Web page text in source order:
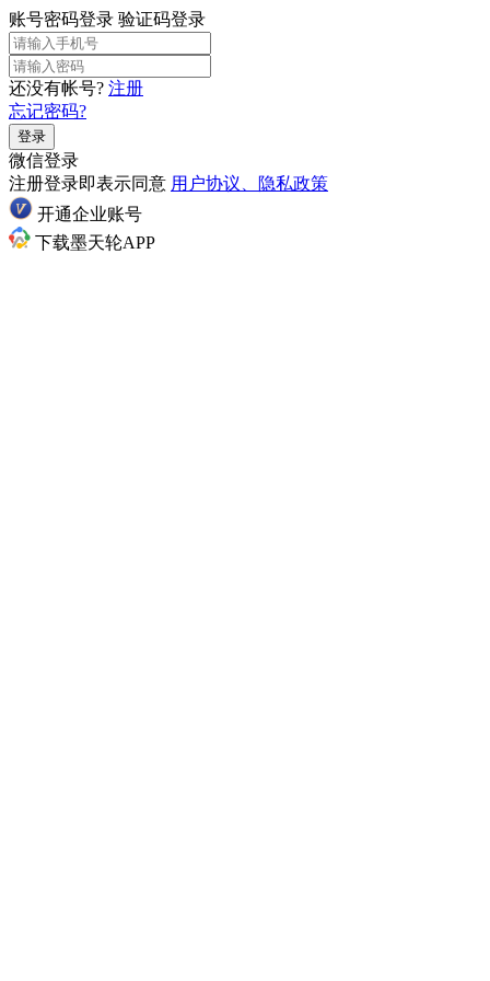
账号密码登录 验证码登录
还没有帐号? 注册
忘记密码?
登录
微信登录
注册登录即表示同意 用户协议、隐私政策
开通企业账号
下载墨天轮APP